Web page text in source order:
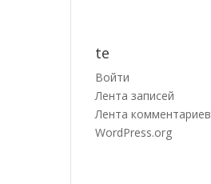
te
Войти
Лента записей
Лента комментариев
WordPress.org